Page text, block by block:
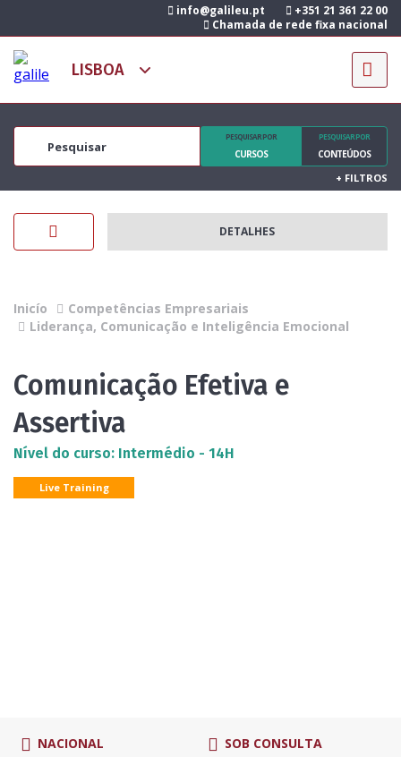
info@galileu.pt
+351 21 361 22 00
Chamada de rede fixa nacional
PESQUISAR POR
CURSOS
PESQUISAR POR
CONTEÚDOS
+ FILTROS
DETALHES
Inicío
Competências Empresariais
Liderança, Comunicação e Inteligência Emocional
Comunicação Efetiva e
Assertiva
Nível do curso: Intermédio - 14H
Live Training
NACIONAL SOB CONSULTA